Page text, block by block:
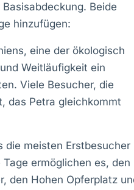
Beide
hinzufügen:
eine der ökologisch
Weitläufigkeit ein
Viele Besucher, die
das Petra gleichkommt
die meisten Erstbesucher
ermöglichen es, den
den Hohen Opferplatz